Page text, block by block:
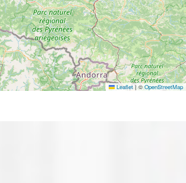
Leaflet |©OpenStreetMap